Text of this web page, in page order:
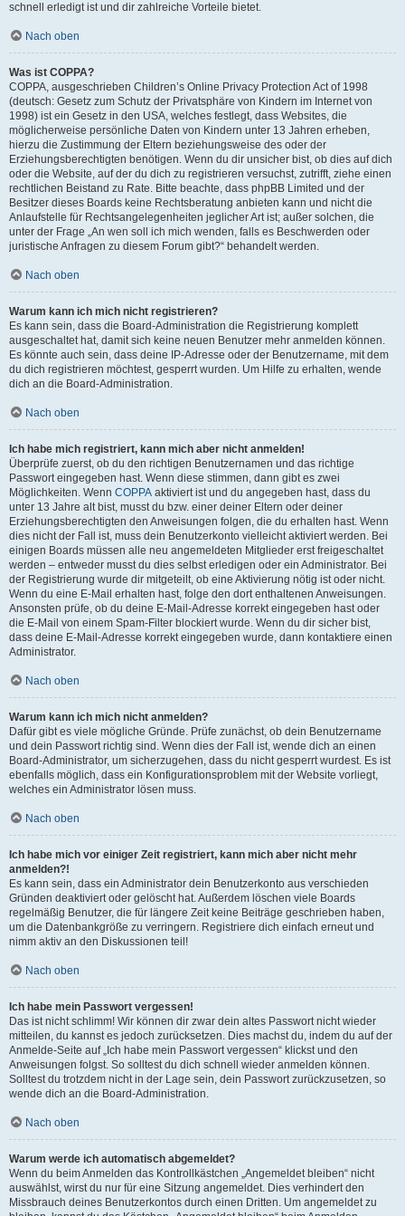
schnell erledigt ist und dir zahlreiche Vorteile bietet.
Nach oben
Was ist COPPA?
COPPA, ausgeschrieben Children’s Online Privacy Protection Act of 1998
(deutsch: Gesetz zum Schutz der Privatsphäre von Kindern im Internet von
1998) ist ein Gesetz in den USA, welches festlegt, dass Websites, die
möglicherweise persönliche Daten von Kindern unter 13 Jahren erheben,
hierzu die Zustimmung der Eltern beziehungsweise des oder der
Erziehungsberechtigten benötigen. Wenn du dir unsicher bist, ob dies auf dich
oder die Website, auf der du dich zu registrieren versuchst, zutrifft, ziehe einen
rechtlichen Beistand zu Rate. Bitte beachte, dass phpBB Limited und der
Besitzer dieses Boards keine Rechtsberatung anbieten kann und nicht die
Anlaufstelle für Rechtsangelegenheiten jeglicher Art ist; außer solchen, die
unter der Frage „An wen soll ich mich wenden, falls es Beschwerden oder
juristische Anfragen zu diesem Forum gibt?“ behandelt werden.
Nach oben
Warum kann ich mich nicht registrieren?
Es kann sein, dass die Board-Administration die Registrierung komplett
ausgeschaltet hat, damit sich keine neuen Benutzer mehr anmelden können.
Es könnte auch sein, dass deine IP-Adresse oder der Benutzername, mit dem
du dich registrieren möchtest, gesperrt wurden. Um Hilfe zu erhalten, wende
dich an die Board-Administration.
Nach oben
Ich habe mich registriert, kann mich aber nicht anmelden!
Überprüfe zuerst, ob du den richtigen Benutzernamen und das richtige
Passwort eingegeben hast. Wenn diese stimmen, dann gibt es zwei
Möglichkeiten. Wenn COPPA aktiviert ist und du angegeben hast, dass du
unter 13 Jahre alt bist, musst du bzw. einer deiner Eltern oder deiner
Erziehungsberechtigten den Anweisungen folgen, die du erhalten hast. Wenn
dies nicht der Fall ist, muss dein Benutzerkonto vielleicht aktiviert werden. Bei
einigen Boards müssen alle neu angemeldeten Mitglieder erst freigeschaltet
werden – entweder musst du dies selbst erledigen oder ein Administrator. Bei
der Registrierung wurde dir mitgeteilt, ob eine Aktivierung nötig ist oder nicht.
Wenn du eine E-Mail erhalten hast, folge den dort enthaltenen Anweisungen.
Ansonsten prüfe, ob du deine E-Mail-Adresse korrekt eingegeben hast oder
die E-Mail von einem Spam-Filter blockiert wurde. Wenn du dir sicher bist,
dass deine E-Mail-Adresse korrekt eingegeben wurde, dann kontaktiere einen
Administrator.
Nach oben
Warum kann ich mich nicht anmelden?
Dafür gibt es viele mögliche Gründe. Prüfe zunächst, ob dein Benutzername
und dein Passwort richtig sind. Wenn dies der Fall ist, wende dich an einen
Board-Administrator, um sicherzugehen, dass du nicht gesperrt wurdest. Es ist
ebenfalls möglich, dass ein Konfigurationsproblem mit der Website vorliegt,
welches ein Administrator lösen muss.
Nach oben
Ich habe mich vor einiger Zeit registriert, kann mich aber nicht mehr
anmelden?!
Es kann sein, dass ein Administrator dein Benutzerkonto aus verschieden
Gründen deaktiviert oder gelöscht hat. Außerdem löschen viele Boards
regelmäßig Benutzer, die für längere Zeit keine Beiträge geschrieben haben,
um die Datenbankgröße zu verringern. Registriere dich einfach erneut und
nimm aktiv an den Diskussionen teil!
Nach oben
Ich habe mein Passwort vergessen!
Das ist nicht schlimm! Wir können dir zwar dein altes Passwort nicht wieder
mitteilen, du kannst es jedoch zurücksetzen. Dies machst du, indem du auf der
Anmelde-Seite auf „Ich habe mein Passwort vergessen“ klickst und den
Anweisungen folgst. So solltest du dich schnell wieder anmelden können.
Solltest du trotzdem nicht in der Lage sein, dein Passwort zurückzusetzen, so
wende dich an die Board-Administration.
Nach oben
Warum werde ich automatisch abgemeldet?
Wenn du beim Anmelden das Kontrollkästchen „Angemeldet bleiben“ nicht
auswählst, wirst du nur für eine Sitzung angemeldet. Dies verhindert den
Missbrauch deines Benutzerkontos durch einen Dritten. Um angemeldet zu